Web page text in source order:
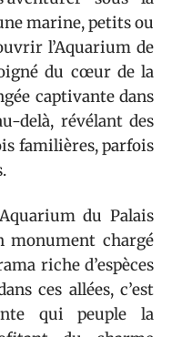
marine, petits ou
l’Aquarium de
du cœur de la
captivante dans
delà, révélant des
familières, parfois
du Palais
monument chargé
riche d’espèces
ces allées, c’est
qui peuple la